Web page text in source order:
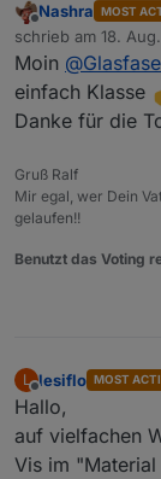
Offline
Nashra MOST
schrieb am 18.
zuletzt editiert von
Moin @
einfach Klasse
Danke für die
Gruß Ralf
Mir egal, wer Dein
gelaufen!!
Benutzt das Voting
L
Offline
lesiflo MOST
Hallo,
auf vielfachen
Vis im